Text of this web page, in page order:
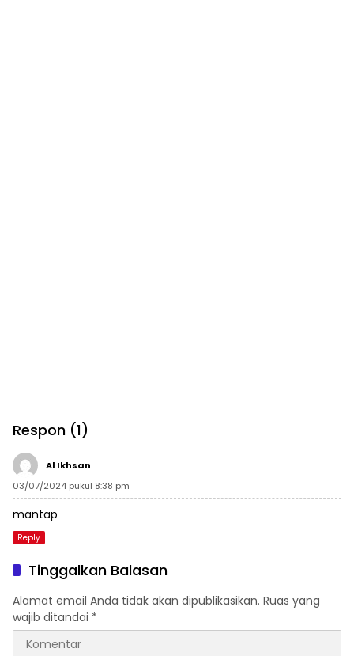
Respon (1)
Al Ikhsan
03/07/2024 pukul 8:38 pm
mantap
Reply
Tinggalkan Balasan
Alamat email Anda tidak akan dipublikasikan. Ruas yang
wajib ditandai *